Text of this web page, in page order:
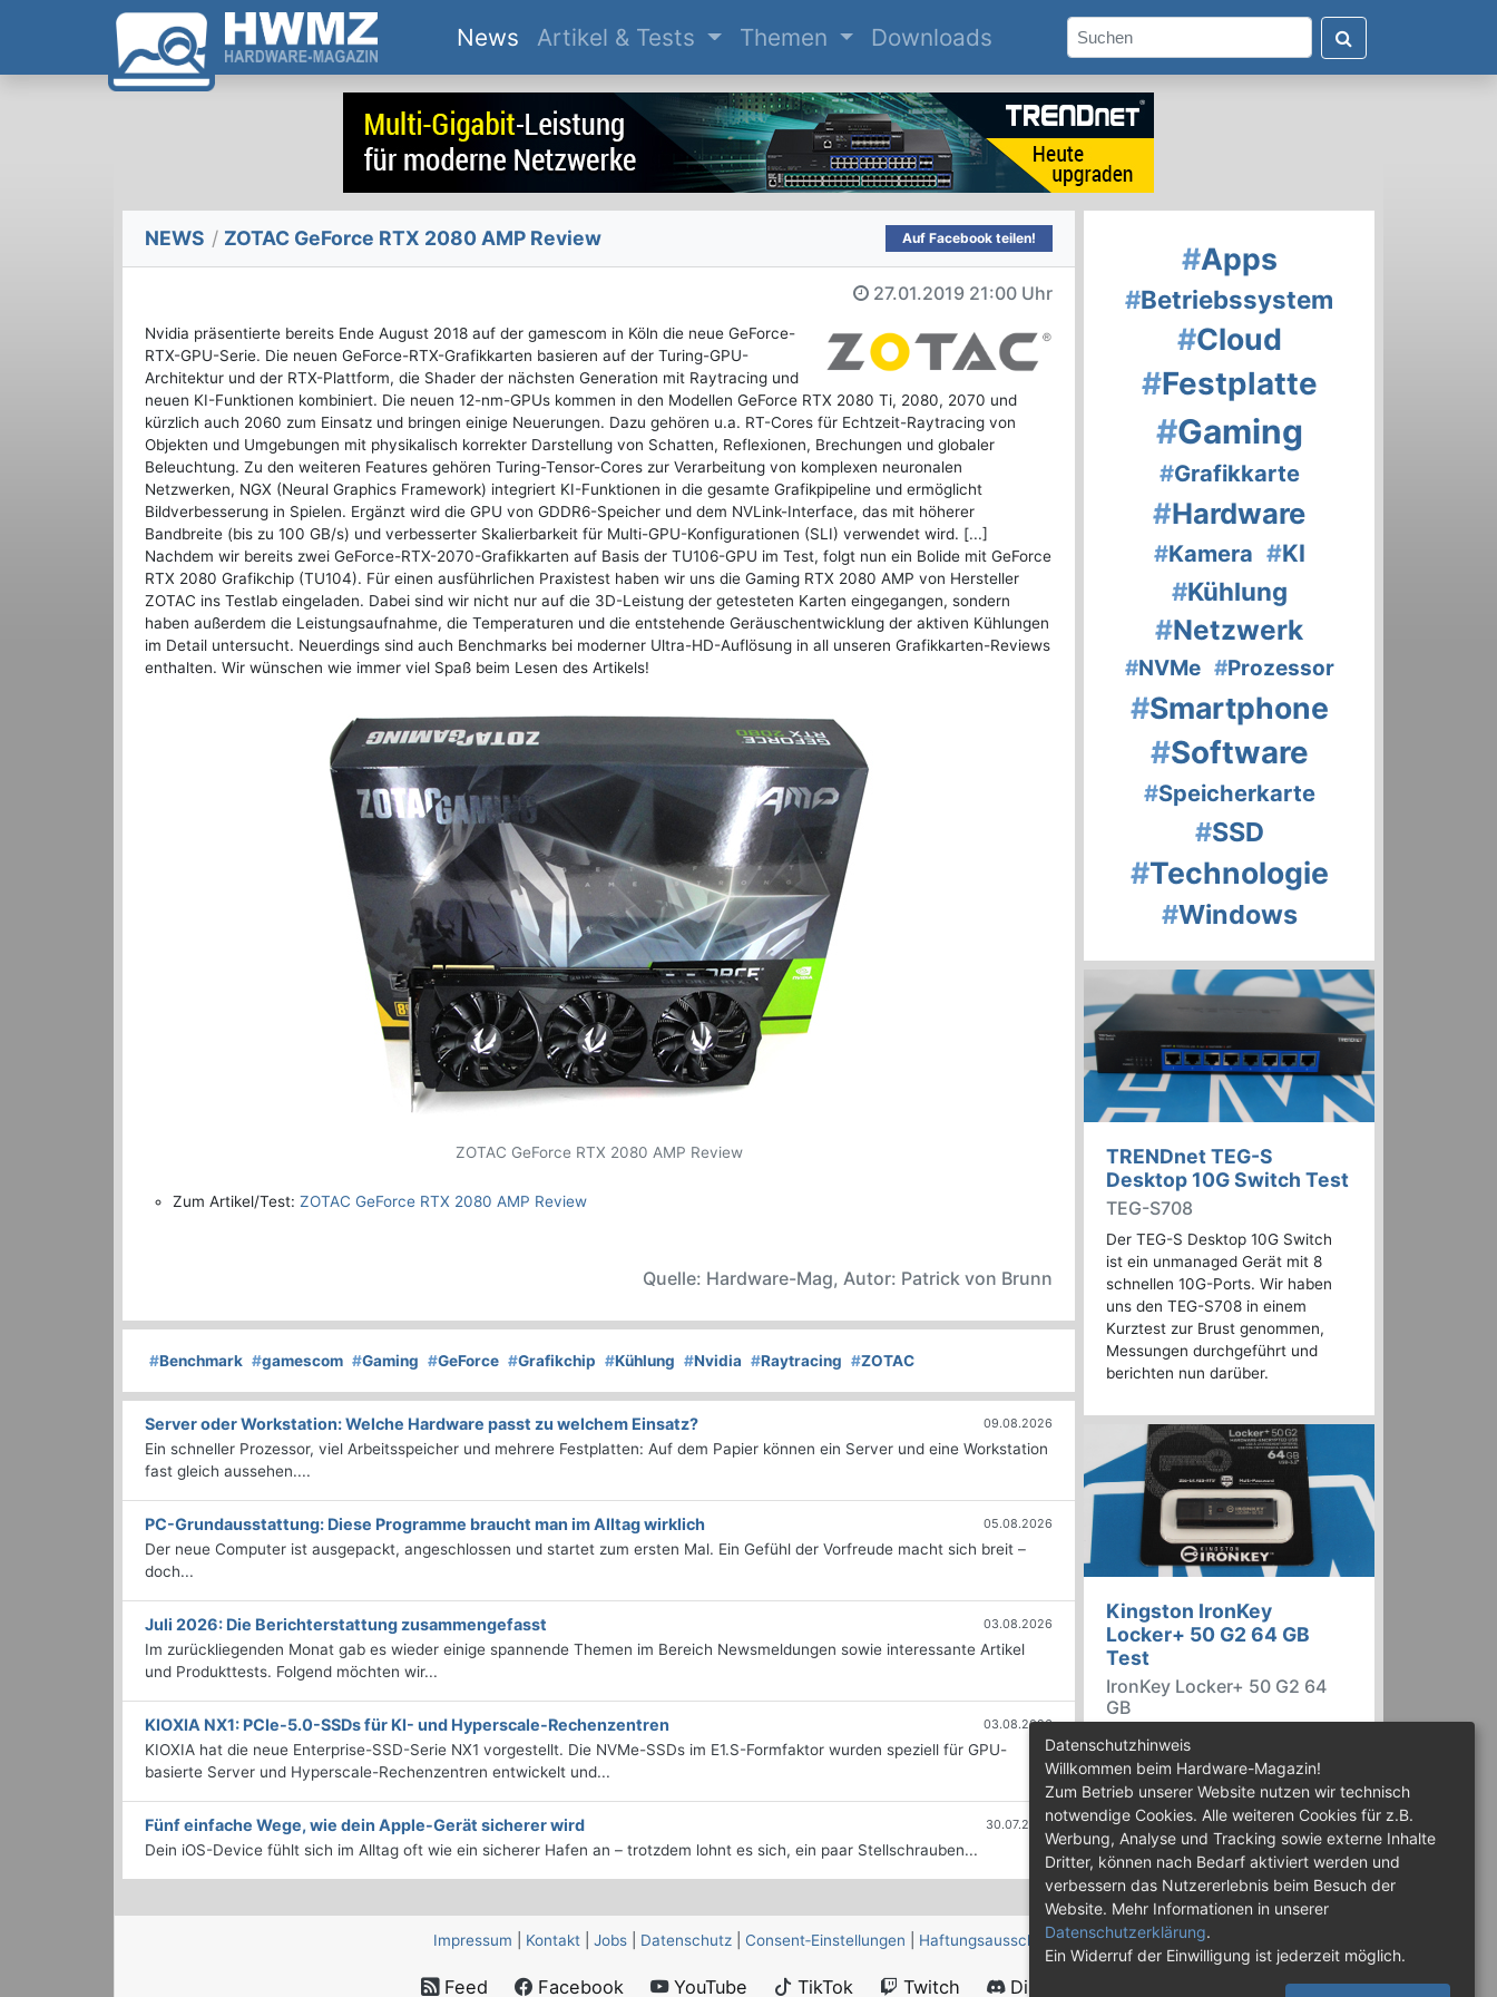
News(current)
Artikel & Tests Themen Downloads
NEWS / ZOTAC GeForce RTX 2080 AMP Review Auf Facebook teilen!
27.01.2019 21:00 Uhr
Nvidia präsentierte bereits Ende August 2018 auf der gamescom in Köln die neue GeForce-
RTX-GPU-Serie. Die neuen GeForce-RTX-Grafikkarten basieren auf der Turing-GPU-
Architektur und der RTX-Plattform, die Shader der nächsten Generation mit Raytracing und
neuen KI-Funktionen kombiniert. Die neuen 12-nm-GPUs kommen in den Modellen GeForce RTX 2080 Ti, 2080, 2070 und
kürzlich auch 2060 zum Einsatz und bringen einige Neuerungen. Dazu gehören u.a. RT-Cores für Echtzeit-Raytracing von
Objekten und Umgebungen mit physikalisch korrekter Darstellung von Schatten, Reflexionen, Brechungen und globaler
Beleuchtung. Zu den weiteren Features gehören Turing-Tensor-Cores zur Verarbeitung von komplexen neuronalen
Netzwerken, NGX (Neural Graphics Framework) integriert KI-Funktionen in die gesamte Grafikpipeline und ermöglicht
Bildverbesserung in Spielen. Ergänzt wird die GPU von GDDR6-Speicher und dem NVLink-Interface, das mit höherer
Bandbreite (bis zu 100 GB/s) und verbesserter Skalierbarkeit für Multi-GPU-Konfigurationen (SLI) verwendet wird. [...]
Nachdem wir bereits zwei GeForce-RTX-2070-Grafikkarten auf Basis der TU106-GPU im Test, folgt nun ein Bolide mit GeForce
RTX 2080 Grafikchip (TU104). Für einen ausführlichen Praxistest haben wir uns die Gaming RTX 2080 AMP von Hersteller
ZOTAC ins Testlab eingeladen. Dabei sind wir nicht nur auf die 3D-Leistung der getesteten Karten eingegangen, sondern
haben außerdem die Leistungsaufnahme, die Temperaturen und die entstehende Geräuschentwicklung der aktiven Kühlungen
im Detail untersucht. Neuerdings sind auch Benchmarks bei moderner Ultra-HD-Auflösung in all unseren Grafikkarten-Reviews
enthalten. Wir wünschen wie immer viel Spaß beim Lesen des Artikels!
ZOTAC GeForce RTX 2080 AMP Review
Zum Artikel/Test: ZOTAC GeForce RTX 2080 AMP Review
Quelle: Hardware-Mag, Autor: Patrick von Brunn
#Benchmark #gamescom #Gaming #GeForce #Grafikchip #Kühlung #Nvidia #Raytracing #ZOTAC
Server oder Workstation: Welche Hardware passt zu welchem Einsatz? 09.08.2026
Ein schneller Prozessor, viel Arbeitsspeicher und mehrere Festplatten: Auf dem Papier können ein Server und eine Workstation
fast gleich aussehen....
PC-Grundausstattung: Diese Programme braucht man im Alltag wirklich 05.08.2026
Der neue Computer ist ausgepackt, angeschlossen und startet zum ersten Mal. Ein Gefühl der Vorfreude macht sich breit –
doch...
Juli 2026: Die Bericht­erstattung zusammengefasst 03.08.2026
Im zurückliegenden Monat gab es wieder einige spannende Themen im Bereich Newsmeldungen sowie interessante Artikel
und Produkttests. Folgend möchten wir...
KIOXIA NX1: PCIe-5.0-SSDs für KI- und Hyperscale-Rechenzentren 03.08.2026
KIOXIA hat die neue Enterprise-SSD-Serie NX1 vorgestellt. Die NVMe-SSDs im E1.S-Formfaktor wurden speziell für GPU-
basierte Server und Hyperscale-Rechenzentren entwickelt und...
Fünf einfache Wege, wie dein Apple-Gerät sicherer wird 30.07.2026
Dein iOS-Device fühlt sich im Alltag oft wie ein sicherer Hafen an – trotzdem lohnt es sich, ein paar Stellschrauben...
#Apps
#Betriebssystem
#Cloud
#Festplatte
#Gaming
#Grafikkarte
#Hardware
#Kamera #KI
#Kühlung
#Netzwerk
#NVMe #Prozessor
#Smartphone
#Software
#Speicherkarte
#SSD
#Technologie
#Windows
TRENDnet TEG-S
Desktop 10G Switch Test
TEG-S708
Der TEG-S Desktop 10G Switch
ist ein unmanaged Gerät mit 8
schnellen 10G-Ports. Wir haben
uns den TEG-S708 in einem
Kurztest zur Brust genommen,
Messungen durchgeführt und
berichten nun darüber.
Kingston IronKey
Locker+ 50 G2 64 GB
Test
IronKey Locker+ 50 G2 64
GB
Der IronKey Locker+ 50 G2 von
Kingston ist ein USB-
Flashspeicher mit 256 Bit starker
AES-HW-Verschlüsselung im XTS-
Modus. Wir haben das 64-GB-
Modell im Praxistest genauer
begutachtet.
Impressum Kontakt Jobs Datenschutz Consent‑Einstellungen Haftungsausschluss
Feed Facebook YouTube TikTok Twitch Discord
Datenschutzhinweis
Willkommen beim Hardware-Magazin!
Zum Betrieb unserer Website nutzen wir technisch
notwendige Cookies. Alle weiteren Cookies für z.B.
Werbung, Analyse und Tracking sowie externe Inhalte
Dritter, können nach Bedarf aktiviert werden und
verbessern das Nutzererlebnis beim Besuch der
Website. Mehr Informationen in unserer
Datenschutzerklärung.
Ein Widerruf der Einwilligung ist jederzeit möglich.